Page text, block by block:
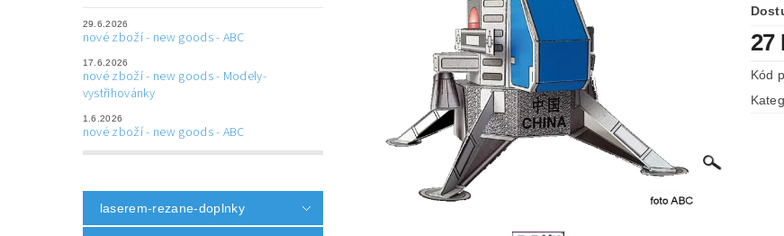
29.6.2026
nové zboží - new goods - ABC
17.6.2026
nové zboží - new goods - Modely-
vystřihovánky
1.6.2026
nové zboží - new goods - ABC
laserem-rezane-doplnky
27
Kód